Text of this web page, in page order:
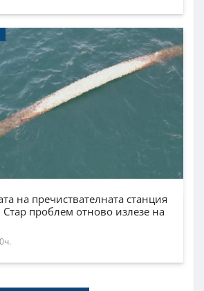
на пречиствателната станция
проблем отново излезе на